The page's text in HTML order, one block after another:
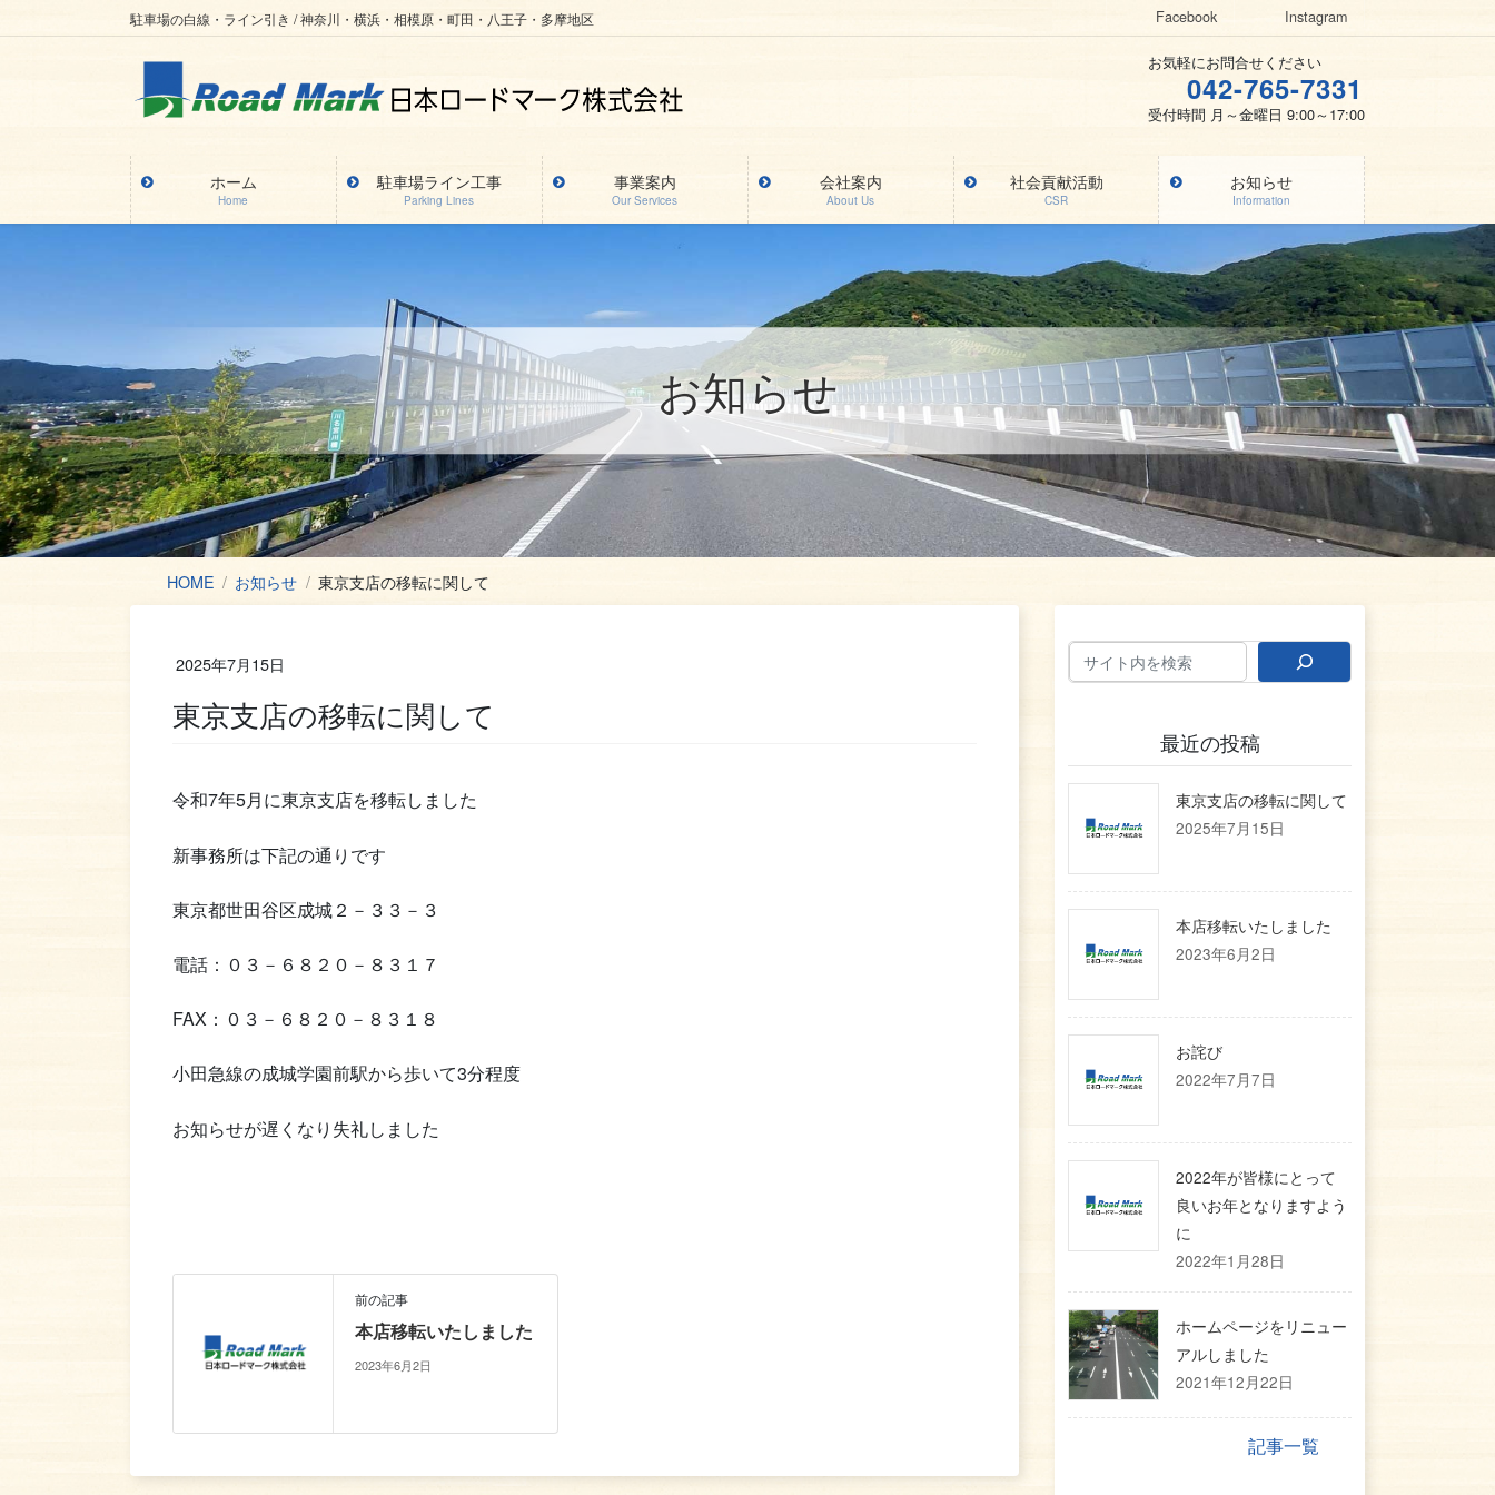
駐車場の白線・ライン引き / 神奈川・横浜・相模原・町田・八王子・多摩地区 Facebook Instagram
お気軽にお問合せください
042-765-7331
受付時間 月～金曜日 9:00～17:00
ホーム
Home
駐車場ライン工事
Parking Lines
事業案内
Our Services
会社案内
About Us
社会貢献活動
CSR
お知らせ
Information
お知らせ
HOME お知らせ 東京支店の移転に関して
2025年7月15日
東京支店の移転に関して
令和7年5月に東京支店を移転しました
新事務所は下記の通りです
東京都世田谷区成城２－３３－３
電話：０３－６８２０－８３１７
FAX：０３－６８２０－８３１８
小田急線の成城学園前駅から歩いて3分程度
お知らせが遅くなり失礼しました
前の記事
本店移転いたしました
2023年6月2日
最近の投稿
東京支店の移転に関して
2025年7月15日
本店移転いたしました
2023年6月2日
お詫び
2022年7月7日
2022年が皆様にとって
良いお年となりますよう
に
2022年1月28日
ホームページをリニュー
アルしました
2021年12月22日
記事一覧